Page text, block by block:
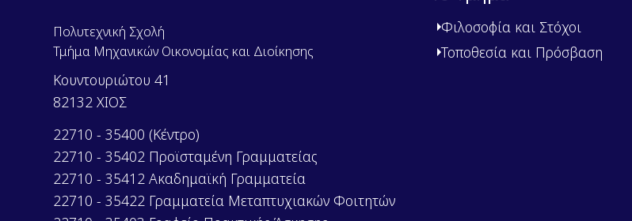
Πολυτεχνική Σχολή
Τμήμα Μηχανικών Οικονομίας και Διοίκησης
Κουντουριώτου 41
82132 ΧΙΟΣ
22710 - 35400 (Κέντρο)
22710 - 35402 Προϊσταμένη Γραμματείας
22710 - 35412 Ακαδημαϊκή Γραμματεία
22710 - 35422 Γραμματεία Μεταπτυχιακών Φοιτητών
Φιλοσοφία και Στόχοι
Τοποθεσία και Πρόσβαση